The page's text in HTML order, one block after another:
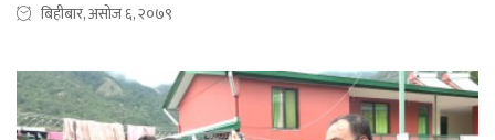
बिहीबार, असोज ६, २०७९